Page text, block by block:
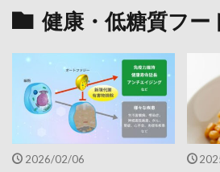
健康・低糖質フー
2026/02/06